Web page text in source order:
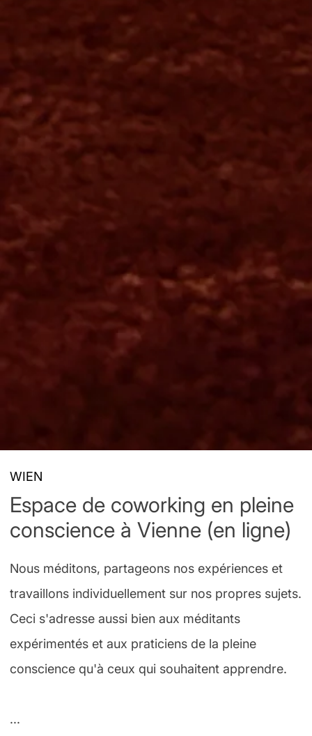
WIEN
Espace de coworking en pleine
conscience à Vienne (en ligne)
Nous méditons, partageons nos expériences et
travaillons individuellement sur nos propres sujets.
Ceci s'adresse aussi bien aux méditants
expérimentés et aux praticiens de la pleine
conscience qu'à ceux qui souhaitent apprendre.
...